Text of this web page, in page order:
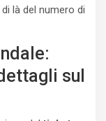
là del numero di
sul